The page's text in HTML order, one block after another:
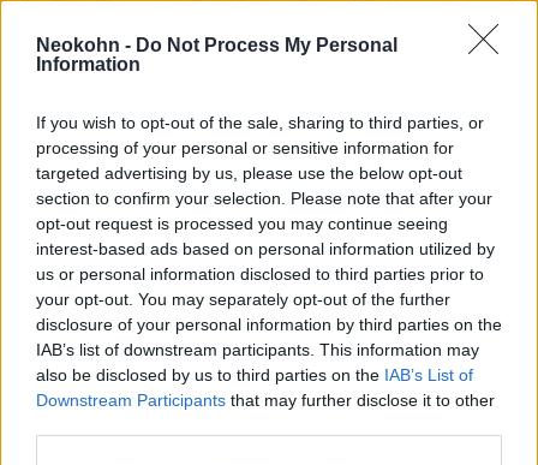
Neokohn - Do Not Process My Personal
Information
If you wish to opt-out of the sale, sharing to third parties, or
processing of your personal or sensitive information for
targeted advertising by us, please use the below opt-out
section to confirm your selection. Please note that after your
opt-out request is processed you may continue seeing
interest-based ads based on personal information utilized by
us or personal information disclosed to third parties prior to
your opt-out. You may separately opt-out of the further
disclosure of your personal information by third parties on the
IAB’s list of downstream participants. This information may
also be disclosed by us to third parties on the IAB’s List of
Downstream Participants that may further disclose it to other
Minszki anzix
Most pedig nézzük, hogyan reagált
Magyarország: sehogy. A magyar vezetés és
állami médiája mélyen hallgat. Ha most
eltekintünk a magyar uniós biztos Borrellel
közösen kiadott korrektnyilatkozatától,
akkor annyi volt, hogy négy nappal a minszki